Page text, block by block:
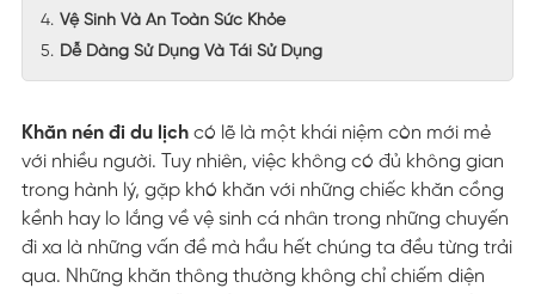
Vệ Sinh Và An Toàn Sức Khỏe
Dễ Dàng Sử Dụng Và Tái Sử Dụng
Khăn nén đi du lịchcó lẽ là một khái niệm còn mới mẻ
với nhiều người. Tuy nhiên, việc không có đủ không gian
trong hành lý, gặp khó khăn với những chiếc khăn cồng
kềnh hay lo lắng về vệ sinh cá nhân trong những chuyến
đi xa là những vấn đề mà hầu hết chúng ta đều từng trải
qua. Những khăn thông thường không chỉ chiếm diện